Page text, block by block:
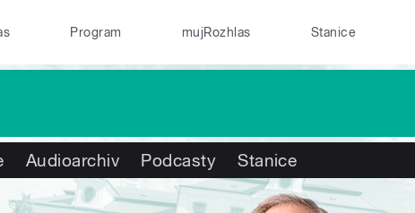
Program mujRozhlas Stanice
Audioarchiv Podcasty Stanice